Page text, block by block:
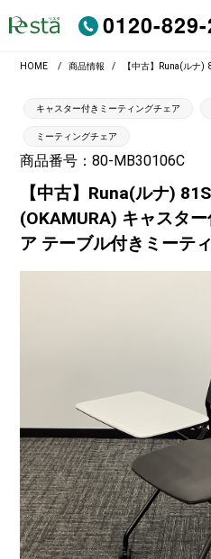
0120-
HOME 商品情報 【中古】Runa(ルナ) 81S1CV オカムラ
キャスター付きミーティングチェア
ミーティングチェア
商品番号：80-MB30106C
【中古】Runa(ルナ)
(OKAMURA) キャスタ
ア テーブル付きミーテ